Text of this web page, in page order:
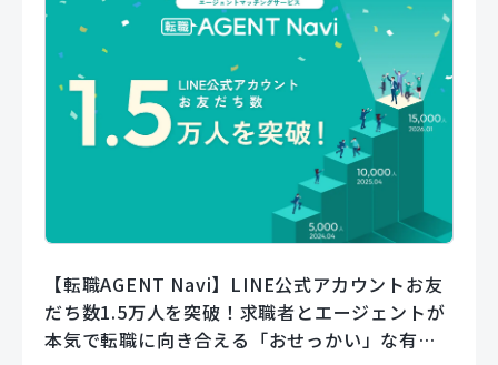
【転職AGENT Navi】LINE公式アカウントお友
だち数1.5万人を突破！求職者とエージェントが
本気で転職に向き合える「おせっかい」な有人